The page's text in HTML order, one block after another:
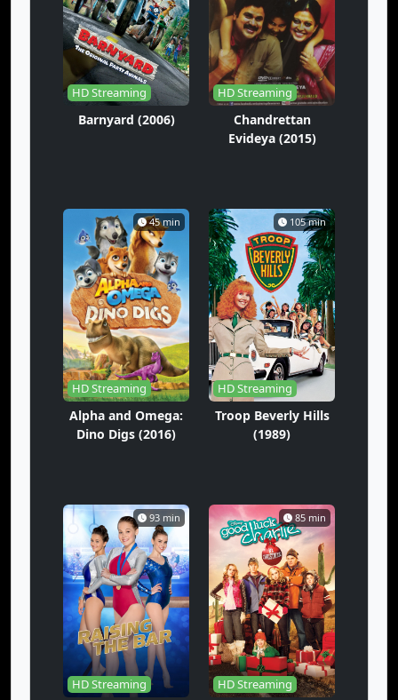
HD Streaming
Barnyard (2006)
HD Streaming
Chandrettan
Evideya (2015)
45 min
HD Streaming
Alpha and Omega:
Dino Digs (2016)
105 min
HD Streaming
Troop Beverly Hills
(1989)
93 min
HD Streaming
85 min
HD Streaming